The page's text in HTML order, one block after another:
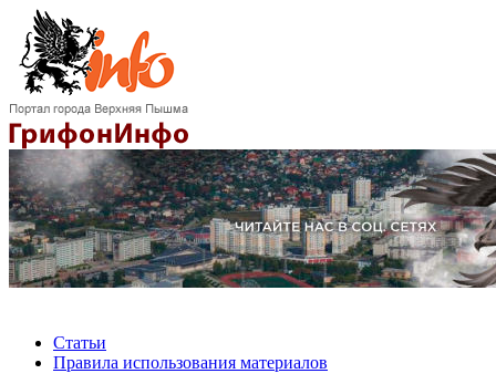
Статьи
Правила использования материалов